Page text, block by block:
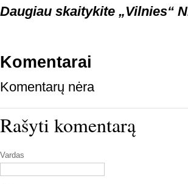
Daugiau skaitykite „Vilnies“
Komentarai
Komentarų nėra
Rašyti komentarą
Vardas